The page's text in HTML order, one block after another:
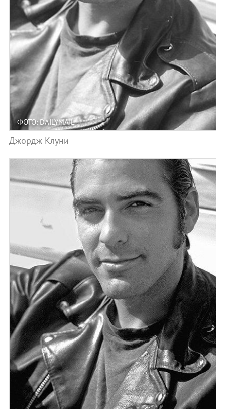
ФОТО: DAILYMAIL
Джордж Клуни